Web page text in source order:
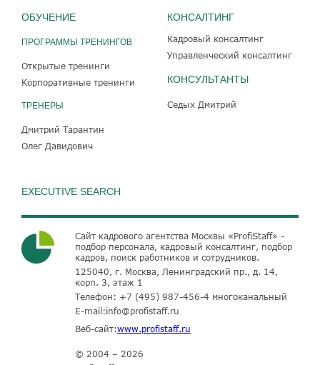
ОБУЧЕНИЕ
ПРОГРАММЫ ТРЕНИНГОВ
Открытые тренинги
Корпоративные тренинги
ТРЕНЕРЫ
Дмитрий Тарантин
Олег Давидович
КОНСАЛТИНГ
Кадровый консалтинг
Управленческий консалтинг
КОНСУЛЬТАНТЫ
Седых Дмитрий
EXECUTIVE SEARCH
Сайт кадрового агентства Москвы «ProfiStaff» -
подбор персонала, кадровый консалтинг, подбор
кадров, поиск работников и сотрудников.
125040, г. Москва, Ленинградский пр., д. 14,
корп. 3, этаж 1
Телефон: +7 (495) 987-456-4 многоканальный
E-mail:info@profistaff.ru
Веб-сайт:www.profistaff.ru
© 2004 – 2026